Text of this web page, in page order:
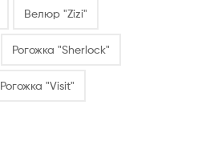
Велюр "Zizi"
Рогожка "Sherlock"
Рогожка "Visit"